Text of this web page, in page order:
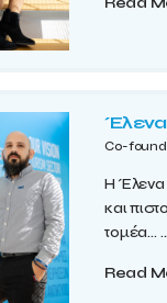
Έλενα
Co-
Η Έλενα
και
τομέα... ...
Read